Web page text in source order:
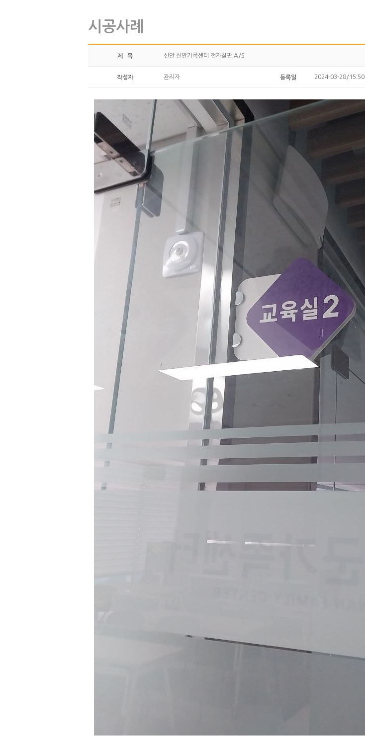
시공사례
제 목 신안 신안가족센터 전자칠판 A/S
작성자 관리자 등록일 2024-03-28/15:50